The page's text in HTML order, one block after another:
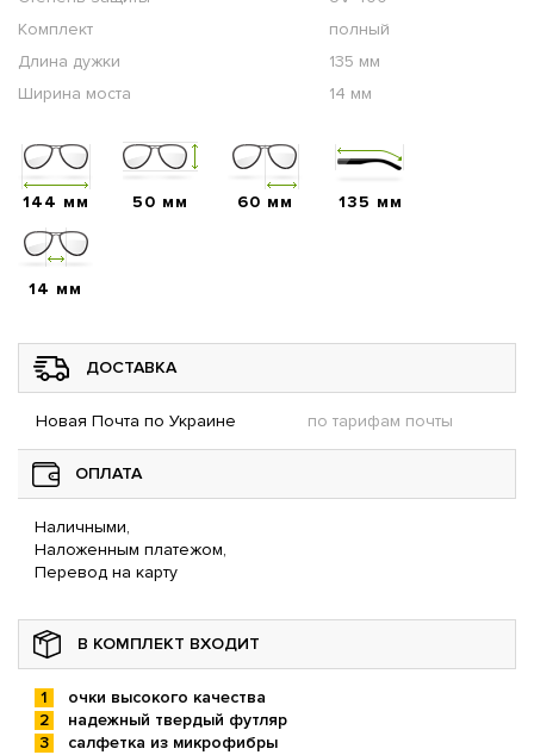
Комплект
полный
Длина дужки
135 мм
Ширина моста
14 мм
144 мм 50 мм 60 мм 135 мм
14 мм
ДОСТАВКА
Новая Почта по Украине по тарифам почты
ОПЛАТА
Наличными,
Наложенным платежом,
Перевод на карту
В КОМПЛЕКТ ВХОДИТ
очки высокого качества
надежный твердый футляр
салфетка из микрофибры